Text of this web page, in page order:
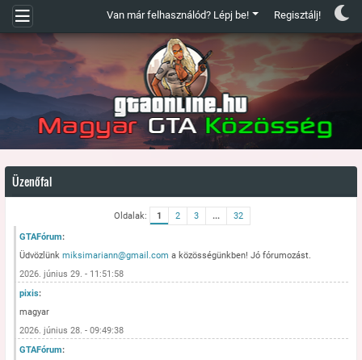
Van már felhasználód? Lépj be! Regisztálj!
Üzenőfal
Oldalak: 1 2 3 ...
32
GTAFórum:
Üdvözlünkmiksimariann@gmail.com a közösségünkben! Jó fórumozást.
2026. június 29. - 11:51:58
pixis:
magyar
2026. június 28. - 09:49:38
GTAFórum: